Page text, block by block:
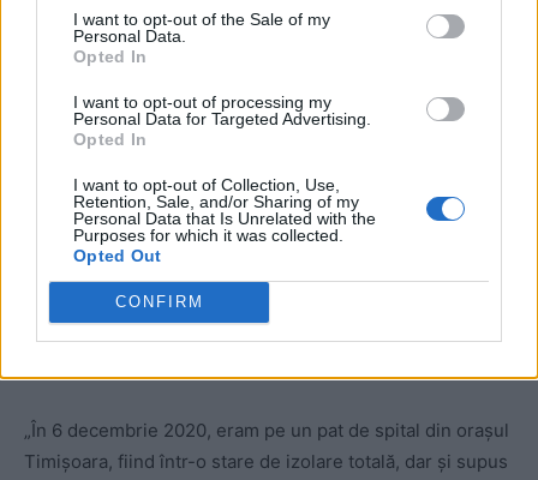
I want to opt-out of the Sale of my
Personal Data.
Opted In
I want to opt-out of processing my
Personal Data for Targeted Advertising.
Opted In
I want to opt-out of Collection, Use,
Retention, Sale, and/or Sharing of my
Personal Data that Is Unrelated with the
Purposes for which it was collected.
Opted Out
CONFIRM
ad
„În 6 decembrie 2020, eram pe un pat de spital din orașul
Timișoara, fiind într-o stare de izolare totală, dar și supus